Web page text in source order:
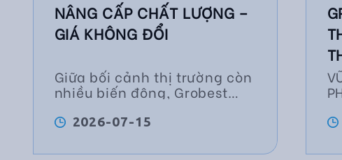
NÂNG CẤP CHẤT LƯỢNG –
GIÁ KHÔNG ĐỔI
Giữa bối cảnh thị trường còn
nhiều biến động, Grobest
lượng sản phẩm
2026-07-15